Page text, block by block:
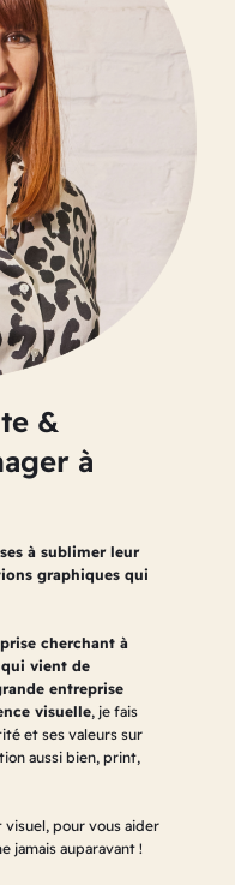
&
à
à sublimer leur
graphiques qui
cherchant à
vient de
entreprise
visuelle, je fais
et ses valeurs sur
aussi bien, print,
pour vous aider
jamais auparavant !